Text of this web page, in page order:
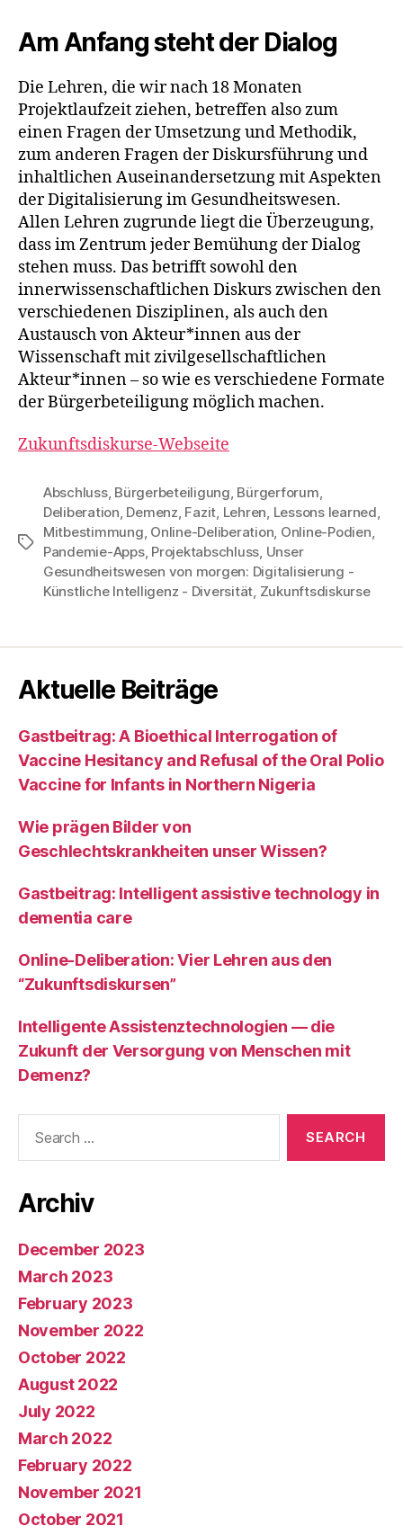
Am Anfang steht der Dialog
Die Lehren, die wir nach 18 Monaten
Projektlaufzeit ziehen, betreffen also zum
einen Fragen der Umsetzung und Methodik,
zum anderen Fragen der Diskursführung und
inhaltlichen Auseinandersetzung mit Aspekten
der Digitalisierung im Gesundheitswesen.
Allen Lehren zugrunde liegt die Überzeugung,
dass im Zentrum jeder Bemühung der Dialog
stehen muss. Das betrifft sowohl den
innerwissenschaftlichen Diskurs zwischen den
verschiedenen Disziplinen, als auch den
Austausch von Akteur*innen aus der
Wissenschaft mit zivilgesellschaftlichen
Akteur*innen – so wie es verschiedene Formate
der Bürgerbeteiligung möglich machen.
Zukunftsdiskurse-Webseite
Tags
Abschluss, Bürgerbeteiligung, Bürgerforum,
Deliberation, Demenz, Fazit, Lehren, Lessons learned,
Mitbestimmung, Online-Deliberation, Online-Podien,
Pandemie-Apps, Projektabschluss, Unser
Gesundheitswesen von morgen: Digitalisierung -
Künstliche Intelligenz - Diversität, Zukunftsdiskurse
Aktuelle Beiträge
Gastbeitrag: A Bioethical Interrogation of
Vaccine Hesitancy and Refusal of the Oral Polio
Vaccine for Infants in Northern Nigeria
Wie prägen Bilder von
Geschlechtskrankheiten unser Wissen?
Gastbeitrag: Intelligent assistive technology in
dementia care
Online-Deliberation: Vier Lehren aus den
“Zukunftsdiskursen”
Intelligente Assistenztechnologien — die
Zukunft der Versorgung von Menschen mit
Demenz?
Archiv
December 2023
March 2023
February 2023
November 2022
October 2022
August 2022
July 2022
March 2022
February 2022
November 2021
October 2021